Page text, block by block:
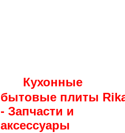
Кухонные
бытовые плиты
- Запчасти и
аксессуары